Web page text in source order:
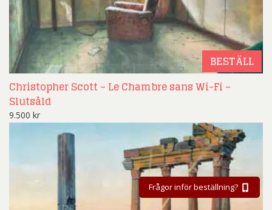
BESTÄLL
Christopher Scott – Le Chambre sans Wi-Fi –
Slutsåld
9.500 kr
Frågor inför beställning?